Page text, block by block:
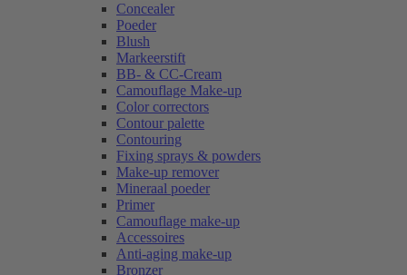
Concealer
Poeder
Blush
Markeerstift
BB- & CC-Cream
Camouflage Make-up
Color correctors
Contour palette
Contouring
Fixing sprays & powders
Make-up remover
Mineraal poeder
Primer
Camouflage make-up
Accessoires
Anti-aging make-up
Bronzer